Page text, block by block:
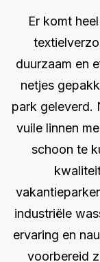
Er komt
duurzaam en
netjes
park geleverd.
vuile linnen
schoon te
industriële
ervaring en
voorbereid